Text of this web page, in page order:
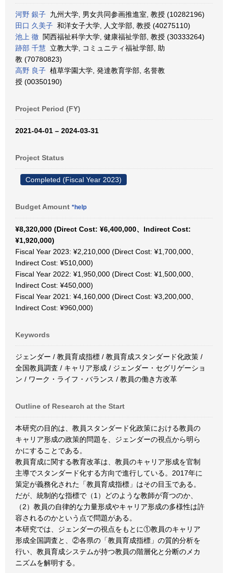
河野 銀子 九州大学, 男女共同参画推進室, 教授 (10282196)
田口 久美子 和洋女子大学, 人文学部, 教授 (40275110)
池上 徹 関西福祉科学大学, 健康福祉学部, 教授 (30333264)
跡部 千慧 立教大学, コミュニティ福祉学部, 助
教 (70780823)
高野 良子 植草学園大学, 発達教育学部, 名誉教
授 (00350190)
Project Period (FY)
2021-04-01 – 2024-03-31
Project Status
Completed (Fiscal Year 2023)
Budget Amount *help
¥8,320,000 (Direct Cost: ¥6,400,000、Indirect Cost:
¥1,920,000)
Fiscal Year 2023: ¥2,210,000 (Direct Cost: ¥1,700,000、
Indirect Cost: ¥510,000)
Fiscal Year 2022: ¥1,950,000 (Direct Cost: ¥1,500,000、
Indirect Cost: ¥450,000)
Fiscal Year 2021: ¥4,160,000 (Direct Cost: ¥3,200,000、
Indirect Cost: ¥960,000)
Keywords
ジェンダー / 教員育成指標 / 教員育成スタンダード化政策 /
全国教員調査 / キャリア形成 / ジェンダー・セグリゲーショ
ン / ワーク・ライフ・バランス / 教員の働き方改革
Outline of Research at the Start
本研究の目的は、教員スタンダード化政策における教員の
キャリア形成の政策的問題を、ジェンダーの視点から明ら
かにすることである。
教員育成に関する教育改革は、教員のキャリア形成を官制
主導でスタンダード化する方向で進行している。2017年に
策定が義務化された「教員育成指標」はその目玉である。
だが、統制的な指標で（1）どのような教師が育つのか、
（2）教員の自律的な力量形成やキャリア形成の多様性は許
容されるのかという点で問題がある。
本研究では、ジェンダーの視点をもとに①教員のキャリア
形成全国調査と、②各県の「教員育成指標」の質的分析を
行い、教員育成システムが持つ教員の階層化と分断のメカ
ニズムを解明する。